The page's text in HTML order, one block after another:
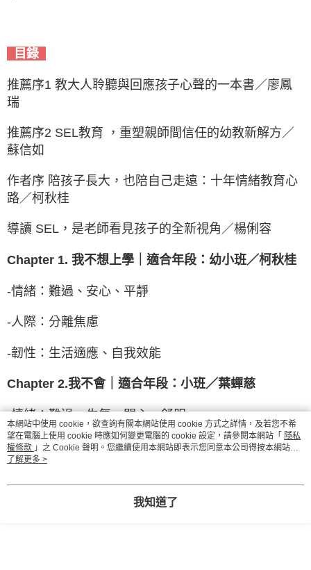
目錄
推薦序1 教大人聆聽與回應孩子心聲的一本書／廖鳳
瑞
推薦序2 SEL教育 ，重塑親師間信任的幼教新解方／
蘇信如
作者序 陪孩子長大，也陪自己走遠：十年情緒教育心
路／柯秋桂
導讀 SEL，是老師看見孩子的全新視角／楊俐容
Chapter 1. 我不想上學｜適合年段：幼小班／柯秋桂
-情緒：難過、安心、平靜
-人際：分離焦慮
-韌性：生活適應、自我效能
Chapter 2.我不會｜適合年段：小班／葉蟬慈
-情緒：難過、生氣、開心、舒服
-人際：求助、感恩
Chapter 3.把開心帶進教室｜適合年段：小班／莊苑
本網站中使用 cookie，欲查詢有關本網站使用 cookie 方式之詳情，及若您不希
望在電腦上使用 cookie 時應如何變更電腦的 cookie 設定，請參閱本網站「 隱私
權條款 」之 Cookie 聲明。您繼續使用本網站即表示您同意本公司得按本網站使
用條款之 Cookie 聲明使用 cookie。
了解更多 >
我知道了